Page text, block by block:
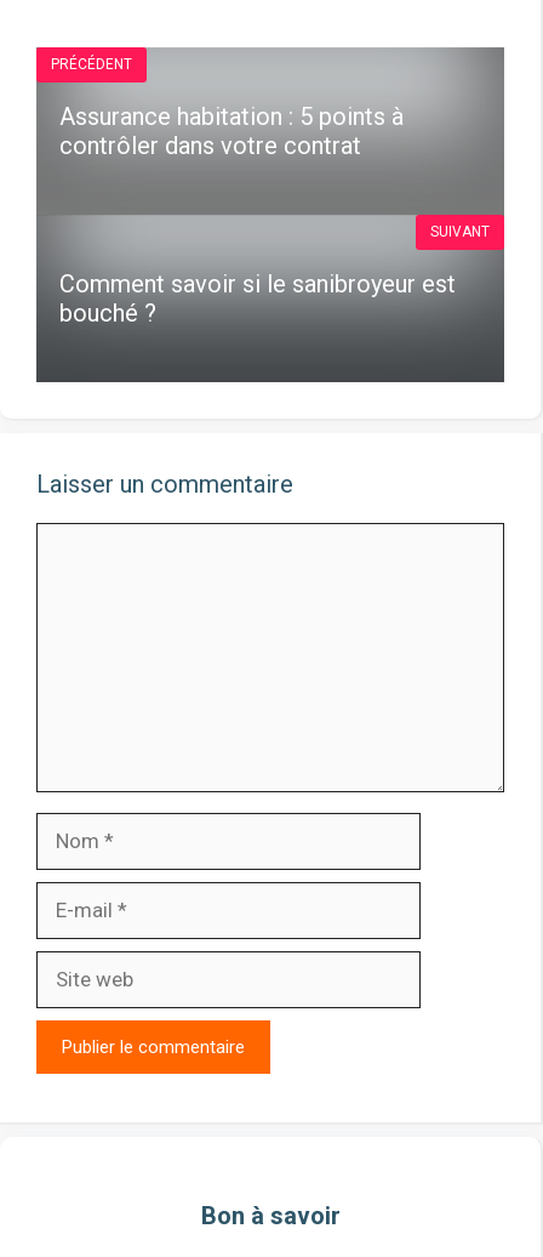
PRÉCÉDENT
Assurance habitation : 5 points à
contrôler dans votre contrat
Comment savoir si le sanibroyeur est
bouché ?
SUIVANT
Laisser un commentaire
Bon à savoir